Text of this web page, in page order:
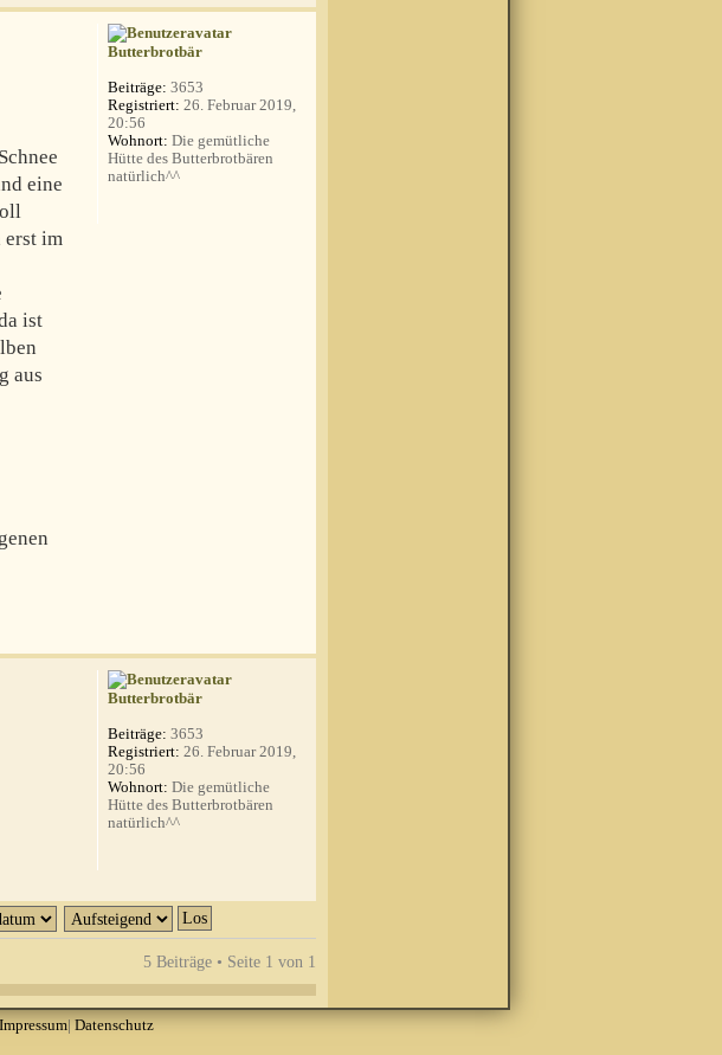
eine
erst im
ist
aus
Butterbrotbär
Beiträge: 3653
Registriert: 26. Februar 2019,
20:56
Wohnort: Die gemütliche
Hütte des Butterbrotbären
natürlich^^
Butterbrotbär
Beiträge: 3653
Registriert: 26. Februar 2019,
20:56
Wohnort: Die gemütliche
Hütte des Butterbrotbären
natürlich^^
5 Beiträge • Seite 1 von 1
Impressum| Datenschutz